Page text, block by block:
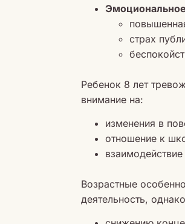
страх
Ребенок 8 лет
внимание на:
изменения в
отношение к
Возрастные
деятельность,